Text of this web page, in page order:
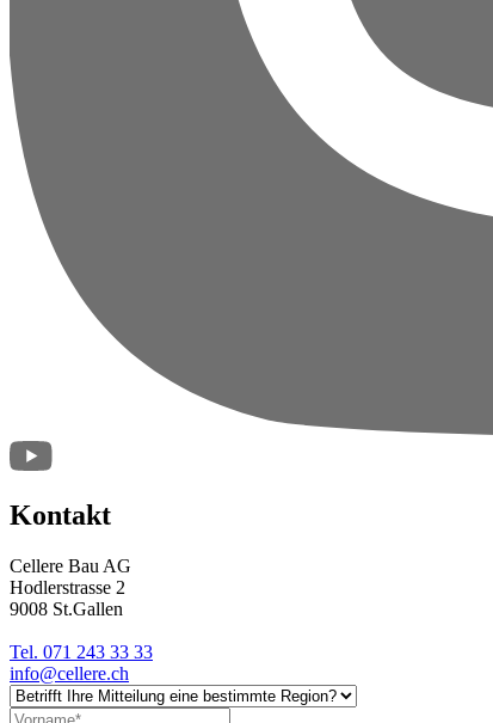
Kontakt
Cellere Bau AG
Hodlerstrasse 2
9008 St.Gallen
Tel. 071 243 33 33
info@cellere.ch